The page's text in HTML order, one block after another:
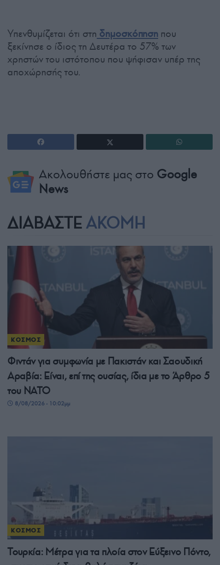
Υπενθυμίζεται ότι στη δημοσκόπηση που
ξεκίνησε ο ίδιος τη Δευτέρα το 57% των
χρηστών του ιστότοπου που ψήφισαν υπέρ της
αποχώρησής του.
Ακολουθήστε μας στο Google
News
ΔΙΑΒΑΣΤΕ ΑΚΟΜΗ
ΚΟΣΜΟΣ
Φιντάν για συμφωνία με Πακιστάν και Σαουδική
Αραβία: Είναι, επί της ουσίας, ίδια με το Άρθρο 5
του ΝΑΤΟ
8/08/2026 - 10:02μμ
ΚΟΣΜΟΣ
Τουρκία: Μέτρα για τα πλοία στον Εύξεινο Πόντο,